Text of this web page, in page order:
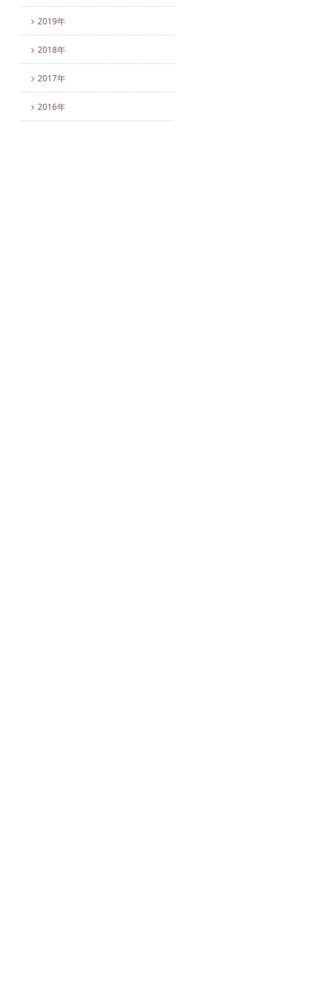
2019年
2018年
2017年
2016年